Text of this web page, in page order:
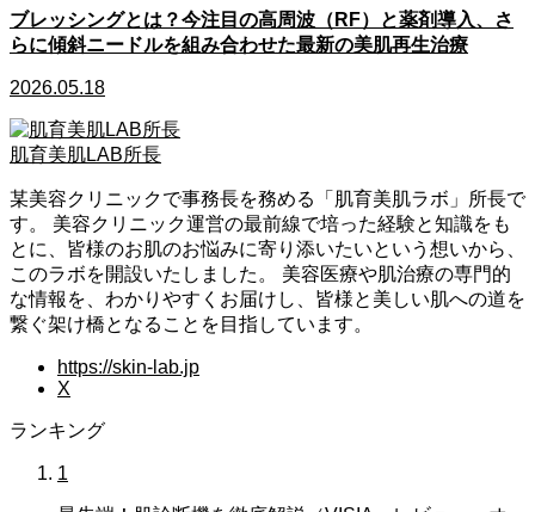
ブレッシングとは？今注目の高周波（RF）と薬剤導入、さ
らに傾斜ニードルを組み合わせた最新の美肌再生治療
2026.05.18
肌育美肌LAB所長
某美容クリニックで事務長を務める「肌育美肌ラボ」所長で
す。 美容クリニック運営の最前線で培った経験と知識をも
とに、皆様のお肌のお悩みに寄り添いたいという想いから、
このラボを開設いたしました。 美容医療や肌治療の専門的
な情報を、わかりやすくお届けし、皆様と美しい肌への道を
繋ぐ架け橋となることを目指しています。
https://skin-lab.jp
X
ランキング
1